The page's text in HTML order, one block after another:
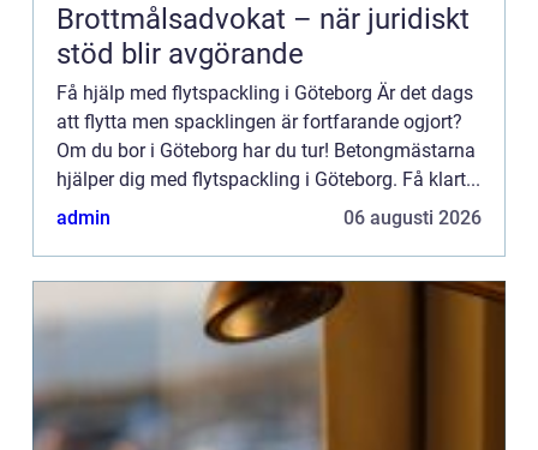
Brottmålsadvokat – när juridiskt
stöd blir avgörande
Få hjälp med flytspackling i Göteborg Är det dags
att flytta men spacklingen är fortfarande ogjort?
Om du bor i Göteborg har du tur! Betongmästarna
hjälper dig med flytspackling i Göteborg. Få klart...
admin
06 augusti 2026